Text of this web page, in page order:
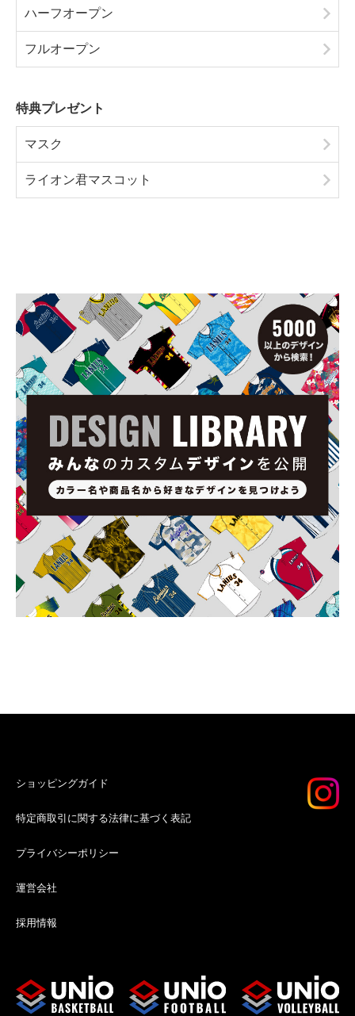
ハーフオープン
フルオープン
特典プレゼント
マスク
ライオン君マスコット
ショッピングガイド
特定商取引に関する法律に基づく表記
プライバシーポリシー
運営会社
採用情報